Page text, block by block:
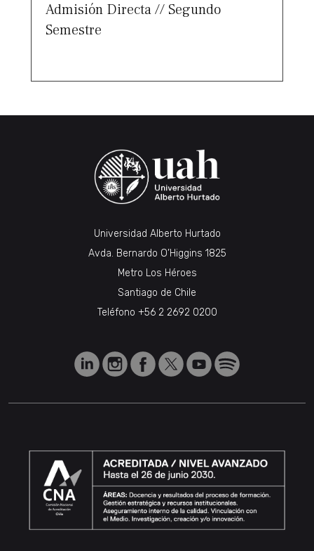
Admisión Directa // Segundo
Semestre
Universidad Alberto Hurtado
Avda. Bernardo O’Higgins 1825
Metro Los Héroes
Santiago de Chile
Teléfono +56 2 2692 0200